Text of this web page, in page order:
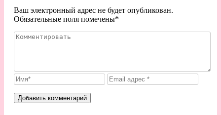
Ваш электронный адрес не будет опубликован.
Обязательные поля помечены*